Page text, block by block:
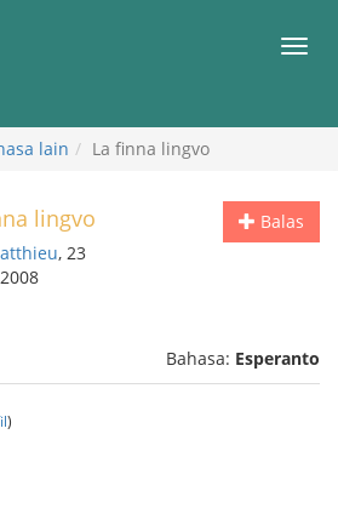
lain La finna lingvo
Balas
lingvo
, 23
Bahasa: Esperanto
)